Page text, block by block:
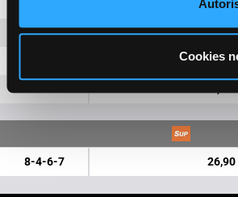
Cookies
1,50
4-6 1,50
1,50
8-4-6-7 26,90